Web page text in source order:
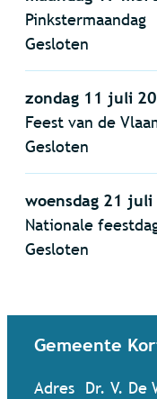
Pinkstermaandag
Gesloten
zondag 11 juli
Feest van de
Gesloten
woensdag 21
Nationale
Gesloten
Gemeente
Adres Dr. V. De